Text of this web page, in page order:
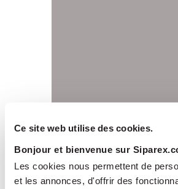
Ce site web utilise des cookies.
Bonjour et bienvenue sur
Les cookies nous permettent de
et les annonces, d'offrir des